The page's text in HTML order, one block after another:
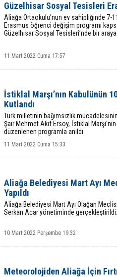
Güzelhisar Sosyal Tesisleri
Aliağa Ortaokulu’nun ev sahipliğinde 7-
Erasmus öğrenci değişim programı
Güzelhisar Sosyal Tesisleri’nde bir
11 Mart 2022 Cuma 17:57
İstiklal Marşı’nın Kabulünün
Kutlandı
Türk milletinin bağımsızlık
Şair Mehmet Akif Ersoy, İstiklal
düzenlenen programla anıldı.
11 Mart 2022 Cuma 15:33
Aliağa Belediyesi Mart Ayı
Yapıldı
Aliağa Belediyesi Mart Ayı Olağan
Serkan Acar yönetiminde gerçekleştirildi.
10 Mart 2022 Perşembe 19:32
Meteorolojiden Aliağa İçin